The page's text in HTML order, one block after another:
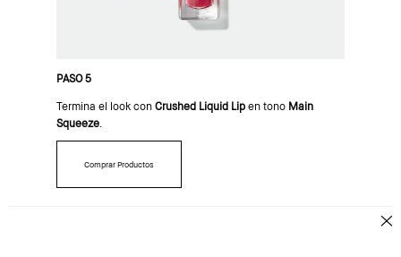
PASO 5
Termina el look con Crushed Liquid Lipen tono Main
Squeeze.
Comprar Productos